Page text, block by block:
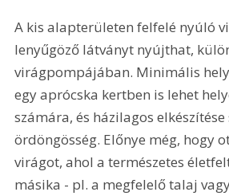
A kis alapterületen felfelé nyúló
lenyűgöző látványt nyújthat,
virágpompájában. Minimális
egy aprócska kertben is lehet
számára, és házilagos elkészítése
ördöngösség. Előnye még, hogy
virágot, ahol a természetes
másika - pl. a megfelelő talaj